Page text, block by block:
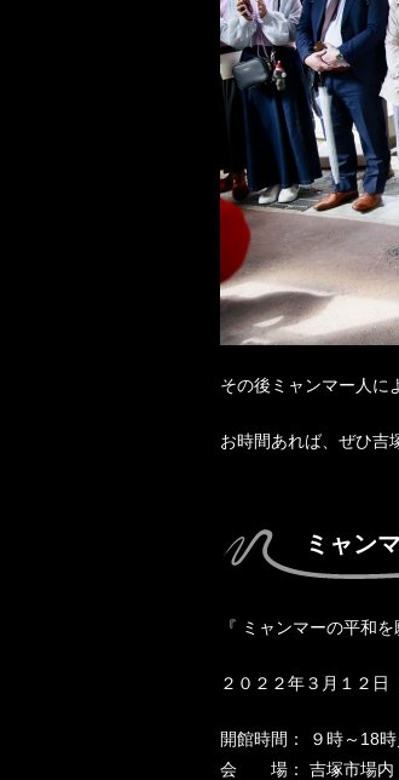
その後ミャンマー人に
お時間あれば、ぜひ吉
ミャン
『 ミャンマーの平和
２０２２年３月１２日
開館時間： ９時～18
会 場： 吉塚市場内